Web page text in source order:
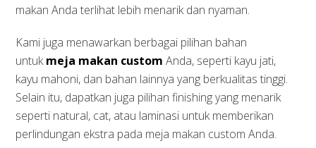
makan Anda terlihat lebih menarik dan nyaman.
Kami juga menawarkan berbagai pilihan bahan
untukmeja makan custom Anda, seperti kayu jati,
kayu mahoni, dan bahan lainnya yang berkualitas tinggi.
Selain itu, dapatkan juga pilihan finishing yang menarik
seperti natural, cat, atau laminasi untuk memberikan
perlindungan ekstra pada meja makan custom Anda.